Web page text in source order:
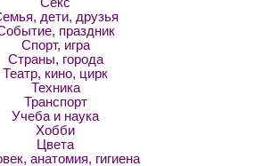
дети, друзья
праздник
Спорт, игра
Страны, города
Театр, кино, цирк
Техника
Транспорт
Учеба и наука
Хобби
Цвета
анатомия, гигиена